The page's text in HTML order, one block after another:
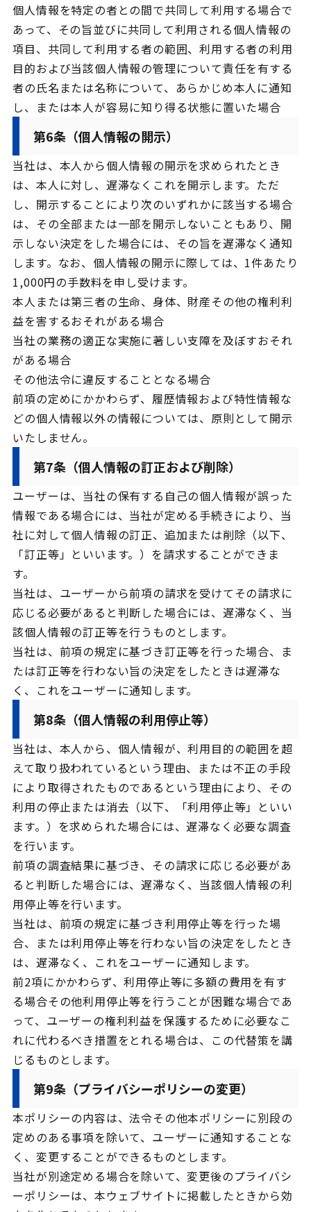
個人情報を特定の者との間で共同して利用する場合で
あって、その旨並びに共同して利用される個人情報の
項目、共同して利用する者の範囲、利用する者の利用
目的および当該個人情報の管理について責任を有する
者の氏名または名称について、あらかじめ本人に通知
し、または本人が容易に知り得る状態に置いた場合
第6条（個人情報の開示）
当社は、本人から個人情報の開示を求められたとき
は、本人に対し、遅滞なくこれを開示します。ただ
し、開示することにより次のいずれかに該当する場合
は、その全部または一部を開示しないこともあり、開
示しない決定をした場合には、その旨を遅滞なく通知
します。なお、個人情報の開示に際しては、1件あたり
1,000円の手数料を申し受けます。
本人または第三者の生命、身体、財産その他の権利利
益を害するおそれがある場合
当社の業務の適正な実施に著しい支障を及ぼすおそれ
がある場合
その他法令に違反することとなる場合
前項の定めにかかわらず、履歴情報および特性情報な
どの個人情報以外の情報については、原則として開示
いたしません。
第7条（個人情報の訂正および削除）
ユーザーは、当社の保有する自己の個人情報が誤った
情報である場合には、当社が定める手続きにより、当
社に対して個人情報の訂正、追加または削除（以下、
「訂正等」といいます。）を請求することができま
す。
当社は、ユーザーから前項の請求を受けてその請求に
応じる必要があると判断した場合には、遅滞なく、当
該個人情報の訂正等を行うものとします。
当社は、前項の規定に基づき訂正等を行った場合、ま
たは訂正等を行わない旨の決定をしたときは遅滞な
く、これをユーザーに通知します。
第8条（個人情報の利用停止等）
当社は、本人から、個人情報が、利用目的の範囲を超
えて取り扱われているという理由、または不正の手段
により取得されたものであるという理由により、その
利用の停止または消去（以下、「利用停止等」といい
ます。）を求められた場合には、遅滞なく必要な調査
を行います。
前項の調査結果に基づき、その請求に応じる必要があ
ると判断した場合には、遅滞なく、当該個人情報の利
用停止等を行います。
当社は、前項の規定に基づき利用停止等を行った場
合、または利用停止等を行わない旨の決定をしたとき
は、遅滞なく、これをユーザーに通知します。
前2項にかかわらず、利用停止等に多額の費用を有す
る場合その他利用停止等を行うことが困難な場合であ
って、ユーザーの権利利益を保護するために必要なこ
れに代わるべき措置をとれる場合は、この代替策を講
じるものとします。
第9条（プライバシーポリシーの変更）
本ポリシーの内容は、法令その他本ポリシーに別段の
定めのある事項を除いて、ユーザーに通知することな
く、変更することができるものとします。
当社が別途定める場合を除いて、変更後のプライバシ
ーポリシーは、本ウェブサイトに掲載したときから効